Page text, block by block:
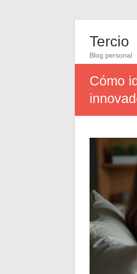
Tercio
Blog personal
Cómo